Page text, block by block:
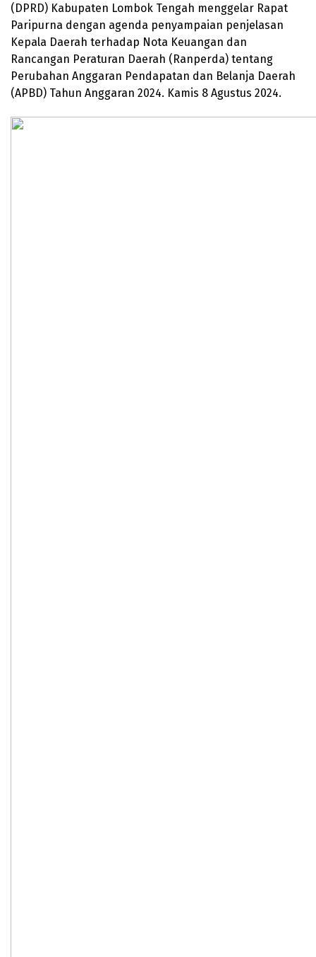
(DPRD) Kabupaten Lombok Tengah menggelar Rapat
Paripurna dengan agenda penyampaian penjelasan
Kepala Daerah terhadap Nota Keuangan dan
Rancangan Peraturan Daerah (Ranperda) tentang
Perubahan Anggaran Pendapatan dan Belanja Daerah
(APBD) Tahun Anggaran 2024. Kamis 8 Agustus 2024.